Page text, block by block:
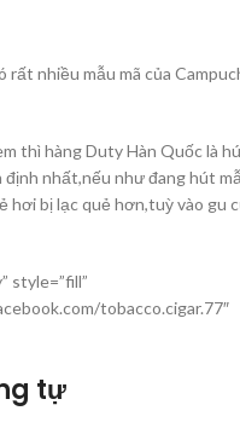
nhiều mẫu mã của
thì hàng Duty Hàn Quốc là
nhất,nếu như đang hút
hơi bị lạc quẻ hơn,tuỳ vào gu
style=”fill”
tobacco.cigar.77″
tự